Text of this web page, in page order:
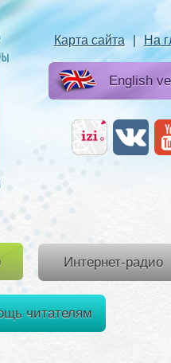
Карта сайта | На
English
Интернет-радио
читателям